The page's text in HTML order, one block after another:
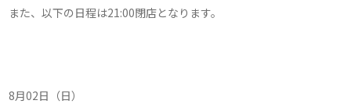
また、以下の日程は21:00閉店となります。
8月02日（日）